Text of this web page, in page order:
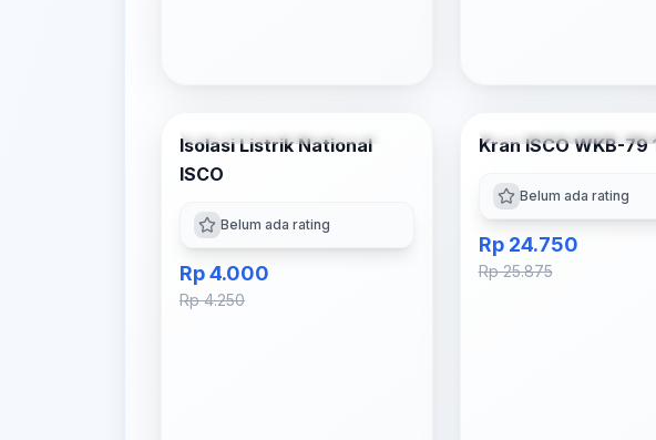
-6% OFF
Isolasi Listrik National
ISCO
Belum ada rating
Rp 4.000
Rp 4.250
-4% OFF
Kran ISCO WKB-79
Belum ada rating
Rp 24.750
Rp 25.875